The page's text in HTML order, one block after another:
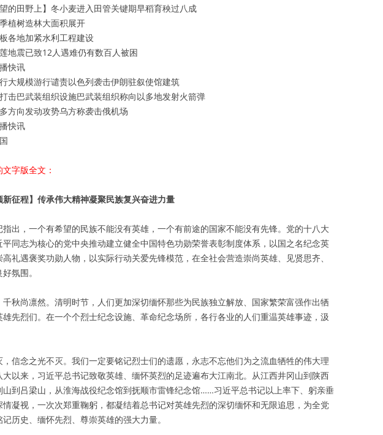
望的田野上】冬小麦进入田管关键期早稻育秧过八成
植树造林大面积展开
各地加紧水利工程建设
地震已致12人遇难仍有数百人被困
快讯
大规模游行谴责以色列袭击伊朗驻叙使馆建筑
击巴武装组织设施巴武装组织称向以多地发射火箭弹
方向发动攻势乌方称袭击俄机场
快讯
字版全文：
新征程】传承伟大精神凝聚民族复兴奋进力量
指出，一个有希望的民族不能没有英雄，一个有前途的国家不能没有先锋。党的十八大
平同志为核心的党中央推动建立健全中国特色功勋荣誉表彰制度体系，以国之名纪念英
礼遇褒奖功勋人物，以实际行动关爱先锋模范，在全社会营造崇尚英雄、见贤思齐、
氛围。
千秋尚凛然。清明时节，人们更加深切缅怀那些为民族独立解放、国家繁荣富强作出牺
先烈们。在一个个烈士纪念设施、革命纪念场所，各行各业的人们重温英雄事迹，汲
信念之光不灭。我们一定要铭记烈士们的遗愿，永志不忘他们为之流血牺牲的伟大理
大以来，习近平总书记致敬英雄、缅怀英烈的足迹遍布大江南北。从江西井冈山到陕西
山到吕梁山，从淮海战役纪念馆到抚顺市雷锋纪念馆……习近平总书记以上率下、躬亲垂
情凝视，一次次郑重鞠躬，都凝结着总书记对英雄先烈的深切缅怀和无限追思，为全党
历史、缅怀先烈、尊崇英雄的强大力量。